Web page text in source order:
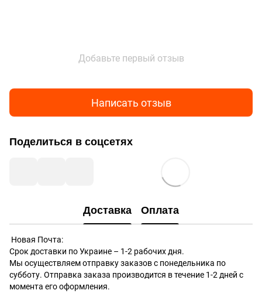
Добавьте первый отзыв
Написать отзыв
Поделиться в соцсетях
Доставка Оплата
Новая Почта:
Срок доставки по Украине – 1-2 рабочих дня.
Мы осуществляем отправку заказов с понедельника по
субботу. Отправка заказа производится в течение 1-2 дней с
момента его оформления.